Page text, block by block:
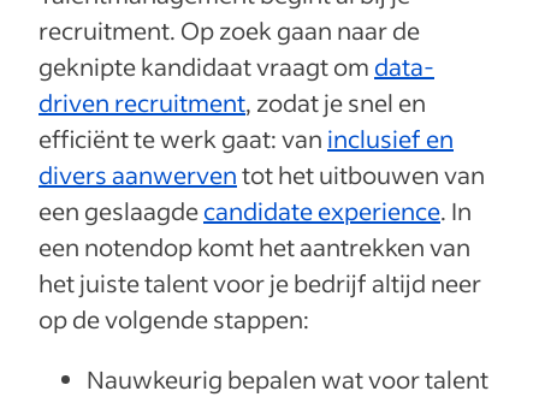
recruitment. Op zoek gaan naar de
geknipte kandidaat vraagt om data-
driven recruitment, zodat je snel en
efficiënt te werk gaat: van inclusief en
divers aanwerventot het uitbouwen van
een geslaagdecandidate experience. In
een notendop komt het aantrekken van
het juiste talent voor je bedrijf altijd neer
op de volgende stappen:
Nauwkeurig bepalen wat voor talent